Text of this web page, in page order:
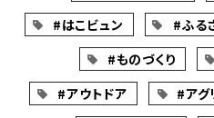
#はこビュン
#ふる
#ものづくり
#アウトドア
#アグ